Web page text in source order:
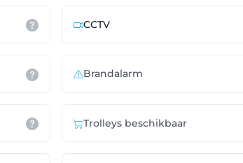
CCTV
Brandalarm
Trolleys beschikbaar